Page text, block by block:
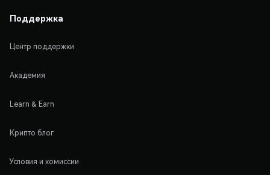
Поддержка
Центр поддержки
Академия
Learn & Earn
Крипто блог
Условия и комиссии